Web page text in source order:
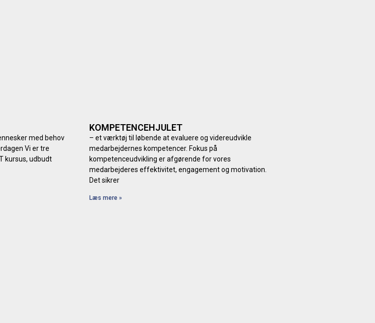
med behov
Vi er tre
kursus, udbudt
KOMPETENCEHJULET
– et værktøj til løbende at evaluere og videreudvikle
medarbejdernes kompetencer. Fokus på
kompetenceudvikling er afgørende for vores
medarbejderes effektivitet, engagement og motivation.
Det sikrer
Læs mere »